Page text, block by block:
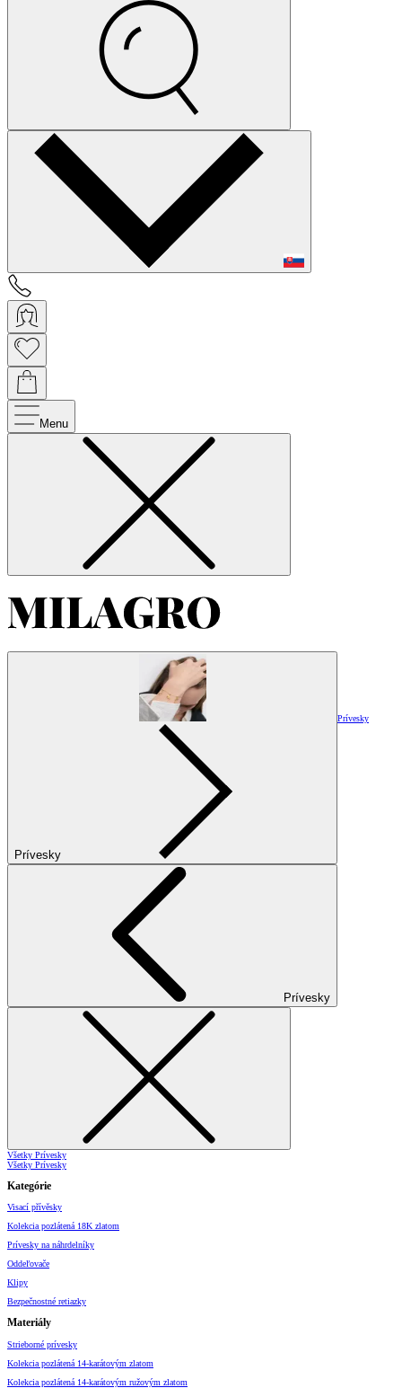
Menu
Prívesky
Prívesky
Prívesky
Všetky Prívesky
Všetky Prívesky
Kategórie
Visací přívěsky
Kolekcia pozlátená 18K zlatom
Prívesky na náhrdelníky
Oddeľovače
Klipy
Bezpečnostné retiazky
Materiály
Strieborné prívesky
Kolekcia pozlátená 14-karátovým zlatom
Kolekcia pozlátená 14-karátovým ružovým zlatom